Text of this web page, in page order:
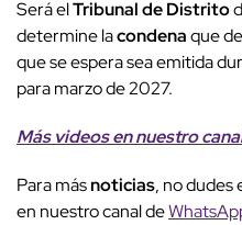
Será elTribunal de Distrito
determine lacondenaque
que se espera sea emitida
para marzo de 2027.
Más videosen nuestro
Para másnoticias, no dudes
en nuestro canal de